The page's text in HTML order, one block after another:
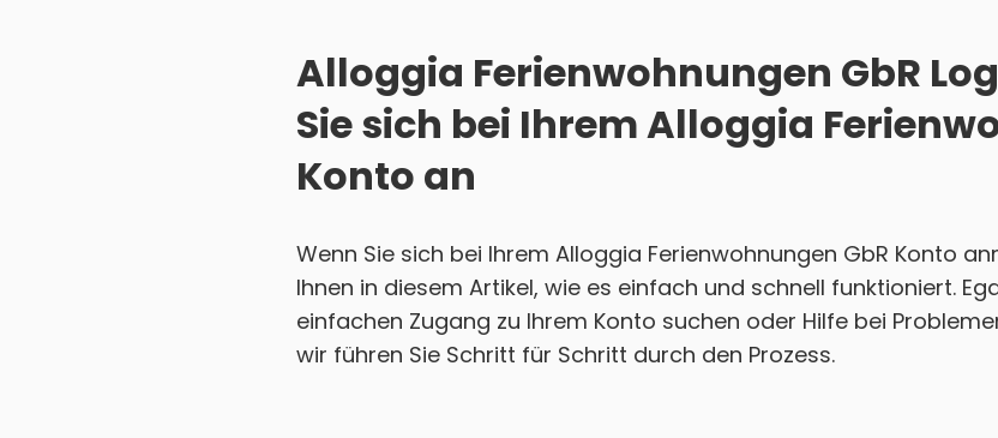
Alloggia Ferienwohnungen GbR
Sie sich bei Ihrem Alloggia
Konto an
Wenn Sie sich bei Ihrem Alloggia Ferienwohnungen GbR Konto
Ihnen in diesem Artikel, wie es einfach und schnell funktioniert.
einfachen Zugang zu Ihrem Konto suchen oder Hilfe bei
wir führen Sie Schritt für Schritt durch den Prozess.